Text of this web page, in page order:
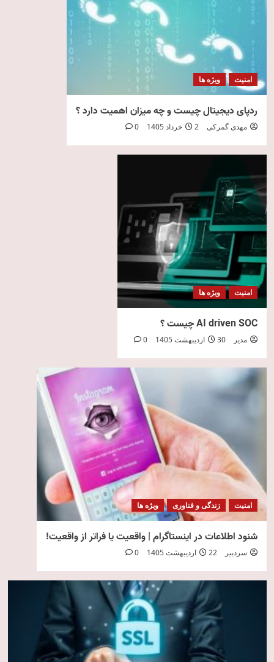
امنیت ویژه ها
ردپای دیجیتال چیست و چه میزان اهمیت دارد ؟
مهدی گمرکی 2 خرداد 1405 0
امنیت ویژه ها
AI driven SOC چیست ؟
مدیر 30 اردیبهشت 1405 0
امنیت زندگی و فناوری ویژه ها
شنود اطلاعات در اینستاگرام | واقعیت یا فراتر از واقعیت!
سردبیر 22 اردیبهشت 1405 0